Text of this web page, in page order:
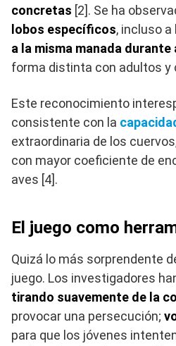
concretas [2]. Se ha
lobos específicos, incluso
a la misma manada durante
forma distinta con adultos y
Este reconocimiento
consistente con la
extraordinaria de los
con mayor coeficiente de
aves [4].
El juego como
Quizá lo más sorprendente
juego. Los investigadores
tirando suavemente de la
provocar una persecución;
para que los jóvenes